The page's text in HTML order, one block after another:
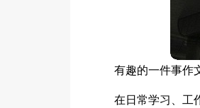
有趣的一件事作
在日常学习、工